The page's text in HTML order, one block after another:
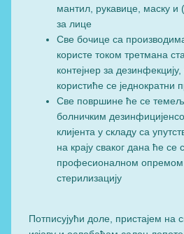
мантил, рукавице, маску и
за лице
Све бочице са
користе током третмана
контејнер за
користиће се једнократни
Све површине ће се
болничким
клијента у складу са
на крају сваког дана ће се
професионалном опремом
стерилизацију
Потписујући доле, пристајем на